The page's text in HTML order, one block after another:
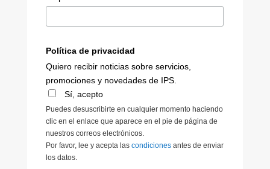
Política de privacidad
Quiero recibir noticias sobre servicios,
promociones y novedades de IPS.
Sí, acepto
Puedes desuscribirte en cualquier momento haciendo
clic en el enlace que aparece en el pie de página de
nuestros correos electrónicos.
Por favor, lee y acepta las condicionesantes de enviar
los datos.